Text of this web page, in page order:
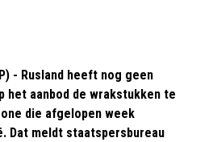
- Rusland heeft nog geen
het aanbod de wrakstukken te
die afgelopen week
Dat meldt staatspersbureau